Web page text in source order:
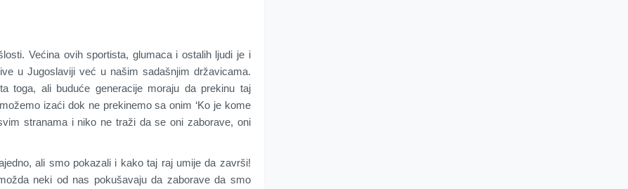
Većina ovih sportista, glumaca i ostalih ljudi je i
u Jugoslaviji već u našim sadašnjim državicama.
toga, ali buduće generacije moraju da prekinu taj
izaći dok ne prekinemo sa onim ‘Ko je kome
stranama i niko ne traži da se oni zaborave, oni
ali smo pokazali i kako taj raj umije da završi!
neki od nas pokušavaju da zaborave da smo